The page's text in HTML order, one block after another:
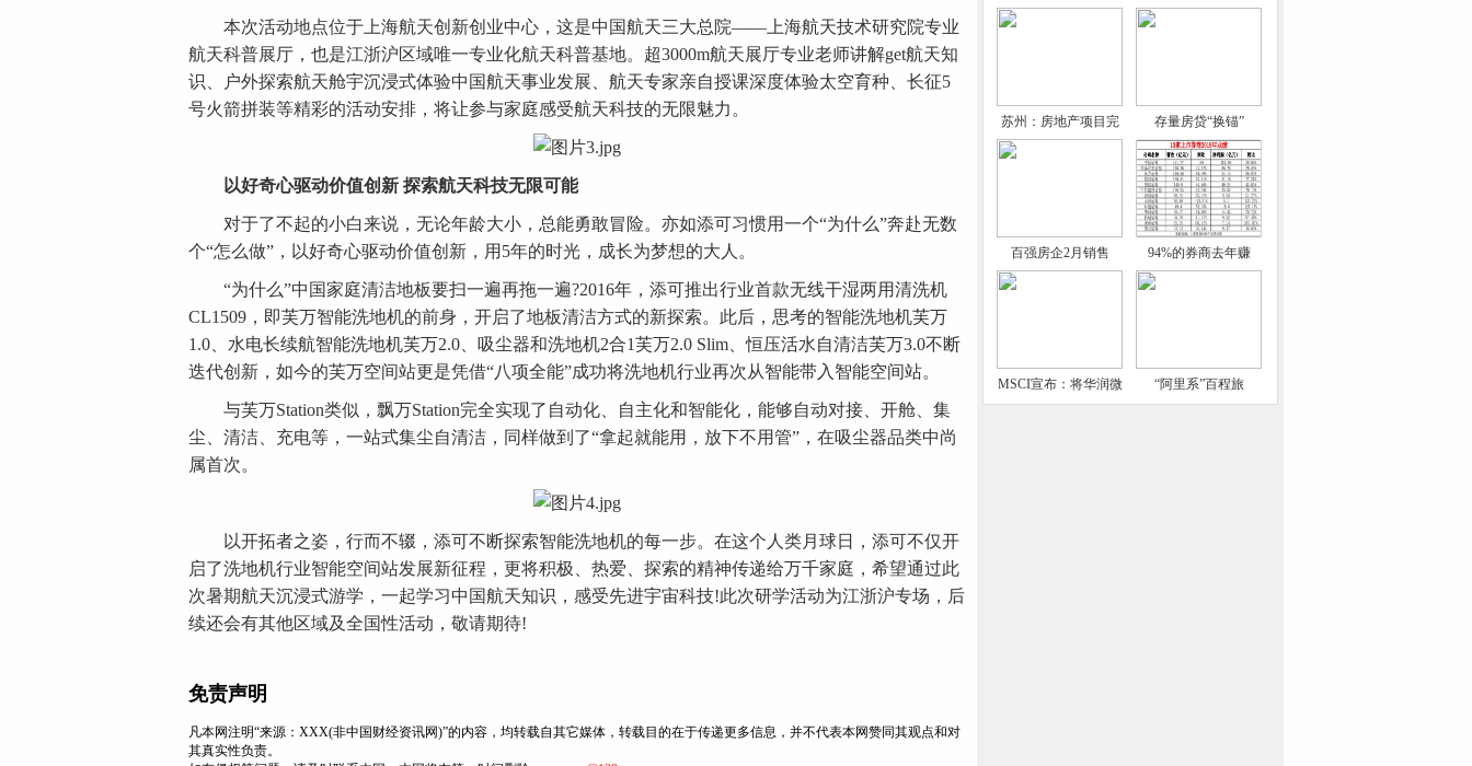
本次活动地点位于上海航天创新创业中心，这是中国航天三大总院——上海航天技术研究院专业
航天科普展厅，也是江浙沪区域唯一专业化航天科普基地。超3000m航天展厅专业老师讲解get航天知
识、户外探索航天舱宇沉浸式体验中国航天事业发展、航天专家亲自授课深度体验太空育种、长征5
号火箭拼装等精彩的活动安排，将让参与家庭感受航天科技的无限魅力。
以好奇心驱动价值创新 探索航天科技无限可能
对于了不起的小白来说，无论年龄大小，总能勇敢冒险。亦如添可习惯用一个“为什么”奔赴无数
个“怎么做”，以好奇心驱动价值创新，用5年的时光，成长为梦想的大人。
“为什么”中国家庭清洁地板要扫一遍再拖一遍?2016年，添可推出行业首款无线干湿两用清洗机
CL1509，即芙万智能洗地机的前身，开启了地板清洁方式的新探索。此后，思考的智能洗地机芙万
1.0、水电长续航智能洗地机芙万2.0、吸尘器和洗地机2合1芙万2.0 Slim、恒压活水自清洁芙万3.0不断
迭代创新，如今的芙万空间站更是凭借“八项全能”成功将洗地机行业再次从智能带入智能空间站。
与芙万Station类似，飘万Station完全实现了自动化、自主化和智能化，能够自动对接、开舱、集
尘、清洁、充电等，一站式集尘自清洁，同样做到了“拿起就能用，放下不用管”，在吸尘器品类中尚
属首次。
以开拓者之姿，行而不辍，添可不断探索智能洗地机的每一步。在这个人类月球日，添可不仅开
启了洗地机行业智能空间站发展新征程，更将积极、热爱、探索的精神传递给万千家庭，希望通过此
次暑期航天沉浸式游学，一起学习中国航天知识，感受先进宇宙科技!此次研学活动为江浙沪专场，后
续还会有其他区域及全国性活动，敬请期待!
免责声明
凡本网注明“来源：XXX(非中国财经资讯网)”的内容，均转载自其它媒体，转载目的在于传递更多信息，并不代表本网赞同其观点和对
其真实性负责。
苏州：房地产项目完 存量房贷“换锚”
百强房企2月销售 94%的券商去年赚
MSCI宣布：将华润微 “阿里系”百程旅